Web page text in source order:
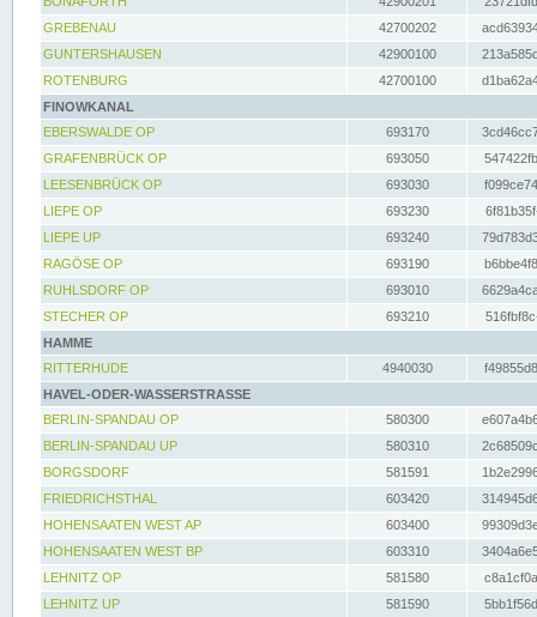
GREBENAU
42700202
GUNTERSHAUSEN
42900100
ROTENBURG
42700100
FINOWKANAL
EBERSWALDE OP
693170
GRAFENBRÜCK OP
693050
LEESENBRÜCK OP
693030
LIEPE OP
693230
LIEPE UP
693240
RAGÖSE OP
693190
RUHLSDORF OP
693010
STECHER OP
693210
HAMME
RITTERHUDE
4940030
HAVEL-ODER-WASSERSTRASSE
BERLIN-SPANDAU OP
580300
BERLIN-SPANDAU UP
580310
BORGSDORF
581591
FRIEDRICHSTHAL
603420
HOHENSAATEN WEST AP
603400
HOHENSAATEN WEST BP
603310
LEHNITZ OP
581580
LEHNITZ UP
581590